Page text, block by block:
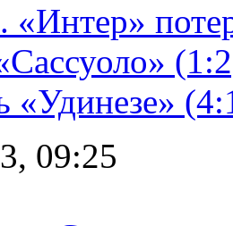
«Удинезе»
09:25